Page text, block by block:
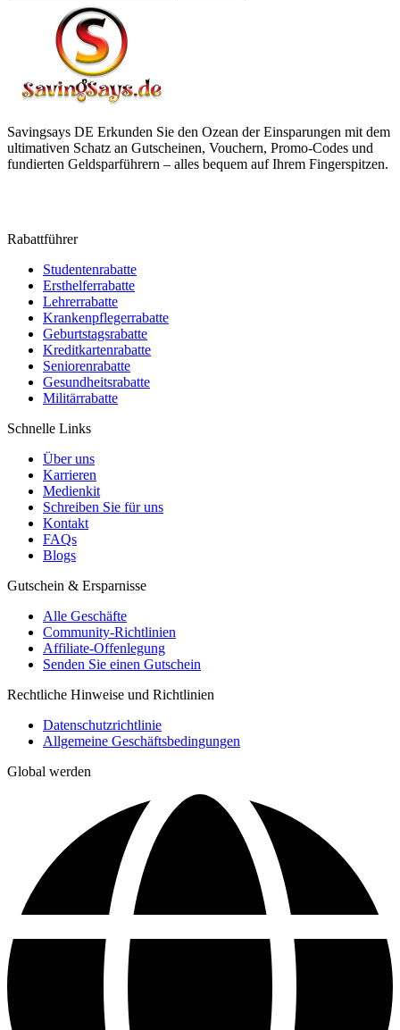
Savingsays DE Erkunden Sie den Ozean der Einsparungen mit dem
ultimativen Schatz an Gutscheinen, Vouchern, Promo-Codes und
fundierten Geldsparführern – alles bequem auf Ihrem Fingerspitzen.
Rabattführer
Studentenrabatte
Ersthelferrabatte
Lehrerrabatte
Krankenpflegerrabatte
Geburtstagsrabatte
Kreditkartenrabatte
Seniorenrabatte
Gesundheitsrabatte
Militärrabatte
Schnelle Links
Über uns
Karrieren
Medienkit
Schreiben Sie für uns
Kontakt
FAQs
Blogs
Gutschein & Ersparnisse
Alle Geschäfte
Community-Richtlinien
Affiliate-Offenlegung
Senden Sie einen Gutschein
Rechtliche Hinweise und Richtlinien
Datenschutzrichtlinie
Allgemeine Geschäftsbedingungen
Global werden